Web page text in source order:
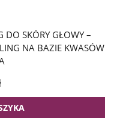
DO SKÓRY GŁOWY –
NA BAZIE KWASÓW